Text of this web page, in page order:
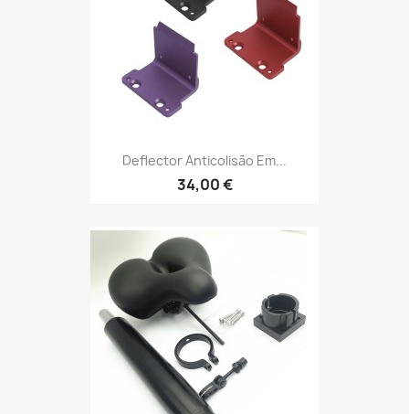
Deflector Anticolisão Em...
34,00 €